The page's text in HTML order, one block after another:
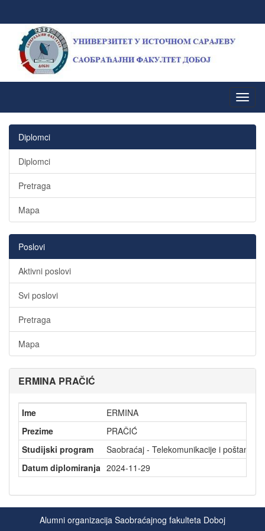
Diplomci
Diplomci
Pretraga
Mapa
Poslovi
Aktivni poslovi
Svi poslovi
Pretraga
Mapa
ERMINA PRAČIĆ
Ime
ERMINA
Prezime
PRAČIĆ
Studijski program
Saobraćaj - Telekomunikacije i
Datum diplomiranja 2024-11-29
Alumni organizacija Saobraćajnog fakulteta Doboj